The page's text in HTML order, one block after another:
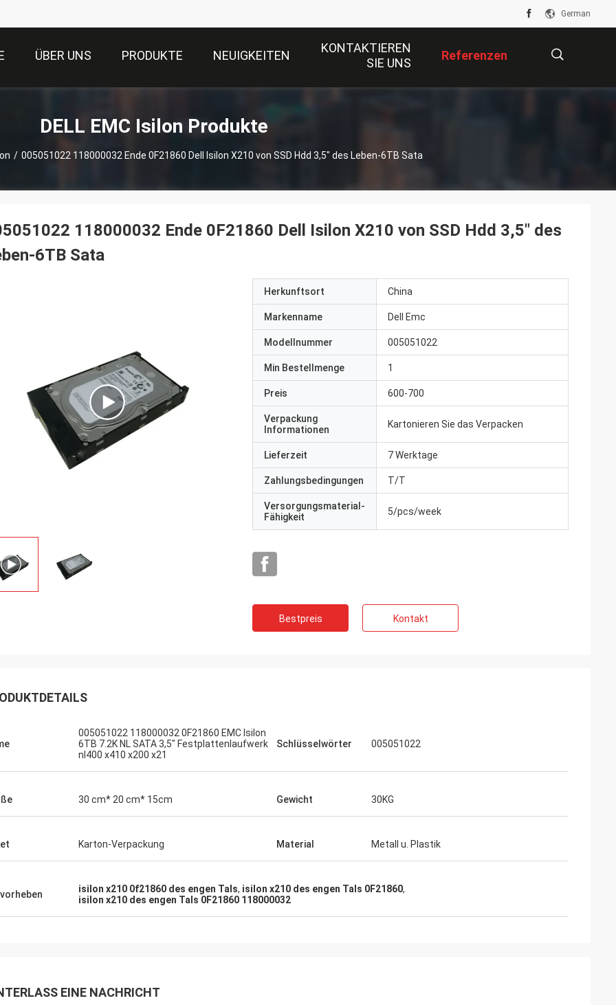
German
ÜBER UNS PRODUKTE NEUIGKEITEN
KONTAKTIEREN
SIE UNS
Referenzen
DELL EMC Isilon Produkte
/ 005051022 118000032 Ende 0F21860 Dell Isilon X210 von SSD Hdd 3,5" des Leben-6TB Sata
118000032 Ende 0F21860 Dell Isilon X210 von SSD Hdd 3,5" des
6TB Sata
Herkunftsort China
Markenname Dell Emc
Modellnummer 005051022
Min Bestellmenge 1
Preis 600-700
Verpackung
Informationen
Kartonieren Sie das Verpacken
Lieferzeit 7 Werktage
Zahlungsbedingungen T/T
Versorgungsmaterial-
Fähigkeit
5/pcs/week
Bestpreis Kontakt
005051022 118000032 0F21860 EMC Isilon
6TB 7.2K NL SATA 3,5" Festplattenlaufwerk
nl400 x410 x200 x21
Schlüsselwörter 005051022
30 cm* 20 cm* 15cm Gewicht 30KG
Karton-Verpackung Material Metall u. Plastik
isilon x210 0f21860 des engen Tals, isilon x210 des engen Tals 0F21860,
isilon x210 des engen Tals 0F21860 118000032
EINE NACHRICHT